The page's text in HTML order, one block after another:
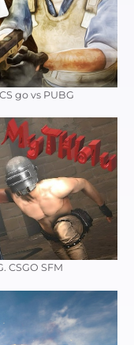
go vs PUBG
CSGO SFM